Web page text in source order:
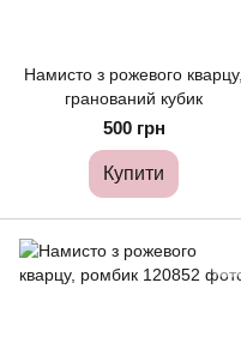
Намисто з рожевого кварцу,
гранований кубик
500 грн
Купити